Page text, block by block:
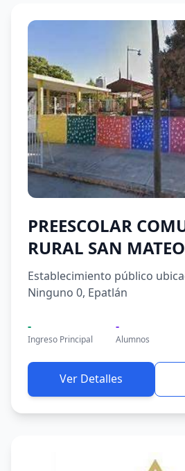
PREESCOLAR
RURAL SAN
Establecimiento público
Ninguno 0, Epatlán
-
Ingreso Principal
-
Alumnos
Ver Detalles